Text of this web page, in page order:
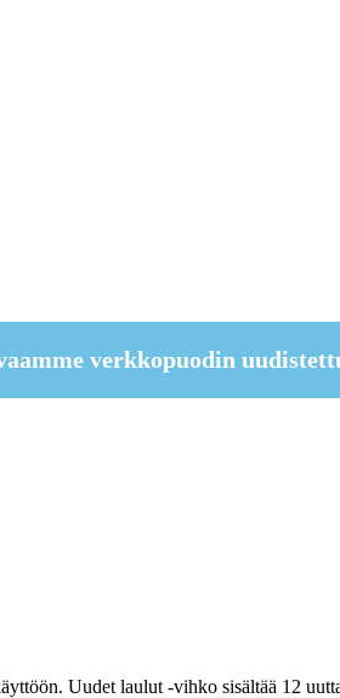
verkkopuodin
Uudet laulut -vihko sisältää 12